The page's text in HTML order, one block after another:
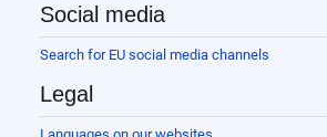
Social media
Search for EU social media channels
Legal